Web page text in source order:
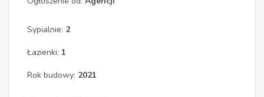
Sypialnie: 2
Łazienki: 1
Rok budowy: 2021